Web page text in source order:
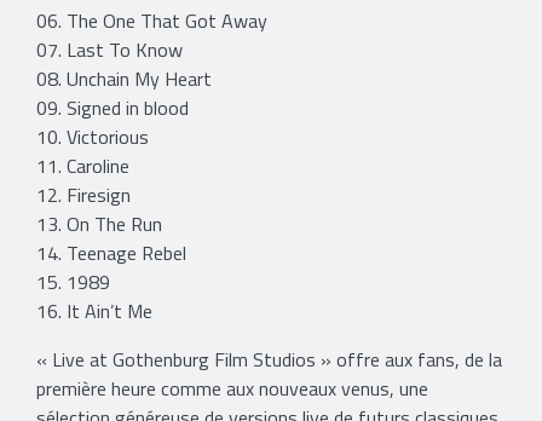
06. The One That Got Away
07. Last To Know
08. Unchain My Heart
09. Signed in blood
10. Victorious
11. Caroline
12. Firesign
13. On The Run
14. Teenage Rebel
15. 1989
16. It Ain’t Me
« Live at Gothenburg Film Studios » offre aux fans, de la
première heure comme aux nouveaux venus, une